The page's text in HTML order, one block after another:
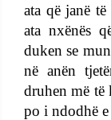
ata që janë
ata nxënës
duken se
në anën
druhen më të
po i ndodhë